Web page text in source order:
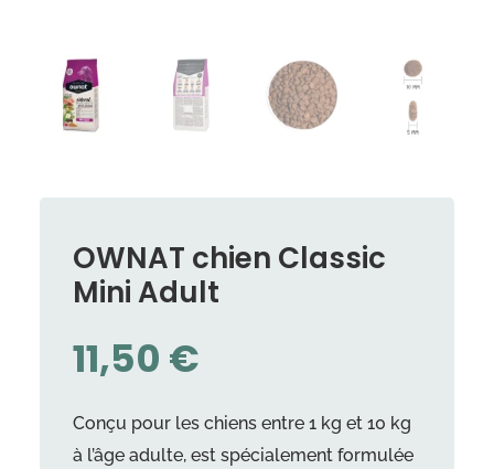
OWNAT chien Classic
Mini Adult
11,50 €
Conçu pour les chiens entre 1 kg et 10 kg
à l’âge adulte, est spécialement formulée